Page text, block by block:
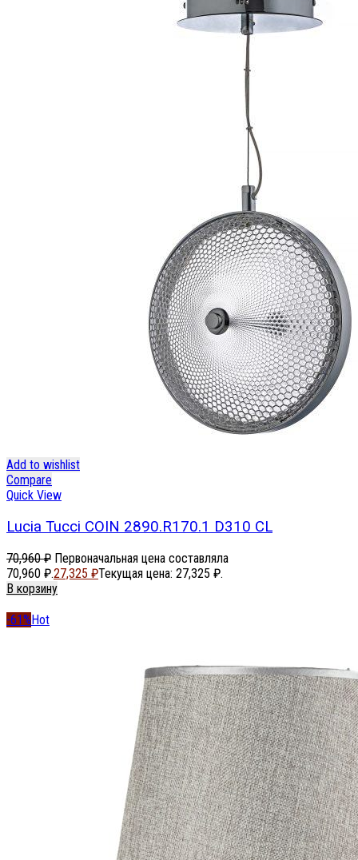
Add to wishlist
Compare
Quick View
Lucia Tucci COIN 2890.R170.1 D310 CL
70,960₽ Первоначальная цена составляла
70,960 ₽.27,325 ₽Текущая цена: 27,325 ₽.
В корзину
-61%Hot